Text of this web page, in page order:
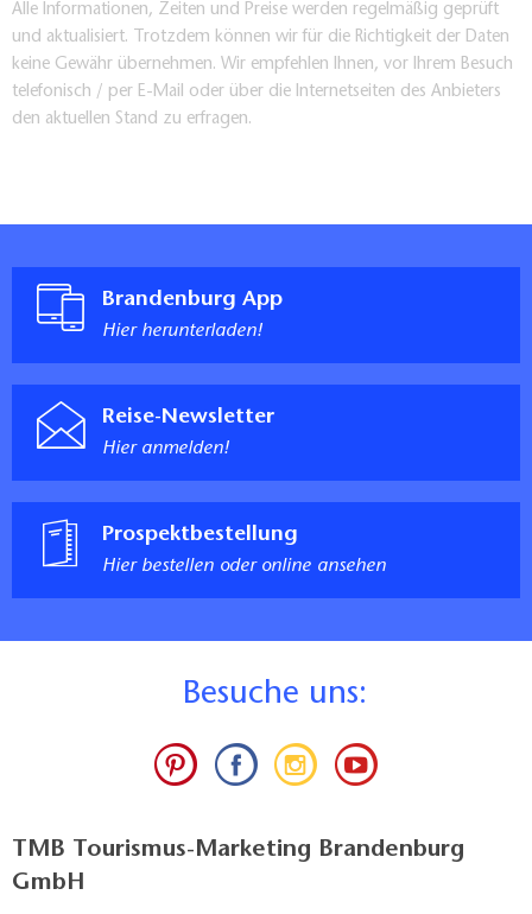
Alle Informationen, Zeiten und Preise werden regelmäßig geprüft
und aktualisiert. Trotzdem können wir für die Richtigkeit der Daten
keine Gewähr übernehmen. Wir empfehlen Ihnen, vor Ihrem Besuch
telefonisch / per E-Mail oder über die Internetseiten des Anbieters
den aktuellen Stand zu erfragen.
Brandenburg App
Hier herunterladen!
Reise-Newsletter
Hier anmelden!
Prospektbestellung
Hier bestellen oder online ansehen
Besuche uns:
TMB Tourismus-Marketing Brandenburg
GmbH